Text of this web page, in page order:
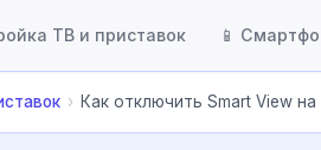
ТВ и приставок 📱
› Как отключить Smart View